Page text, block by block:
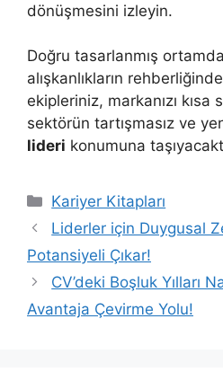
dönüşmesini izleyin.
Doğru tasarlanmış
alışkanlıkların
ekipleriniz, markanızı kısa
sektörün tartışmasız ve
lideri konumuna
Kategoriler
Kariyer Kitapları
Liderler için Duygusal
Potansiyeli Çıkar!
CV’deki Boşluk Yılları
Avantaja Çevirme Yolu!